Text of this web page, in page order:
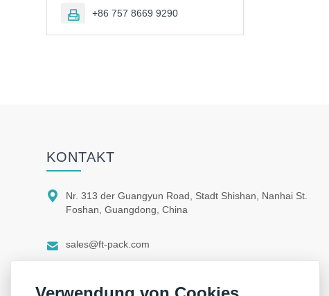
 +86 757 8669 9290
KONTAKT

Nr. 313 der Guangyun Road, Stadt Shishan, Nanhai St.
Foshan, Guangdong, China
 sales@ft-pack.com